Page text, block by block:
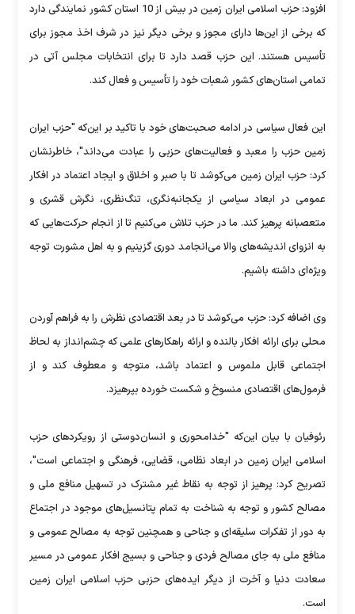
افزود: حزب اسلامی ایران زمین در بیش از 10 استان کشور نمایندگی دارد
که برخی از این‌ها دارای مجوز و برخی دیگر نیز در شرف اخذ مجوز برای
تأسیس هستند. این حزب قصد دارد تا برای انتخابات مجلس آتی در
تمامی استان‌های کشور شعبات خود را تأسیس و فعال کند.
این فعال سیاسی در ادامه صحبت‌های خود با تاکید بر این‌که "حزب ایران
زمین حزب را معبد و فعالیت‌های حزبی را عبادت می‌داند"، خاطرنشان
کرد: حزب ایران زمین می‌کوشد تا با صبر و اخلاق و ایجاد اعتماد در افکار
عمومی در ابعاد سیاسی از یکجانبه‌نگری، تنگ‌نظری، نگرش قشری و
متعصبانه پرهیز کند. ما در حزب تلاش می‌کنیم تا از انجام حرکت‌هایی که
به انزوای اندیشه‌های والا می‌انجامد دوری گزینیم و به اهل مشورت توجه
ویژه‌ای داشته باشیم.
وی اضافه کرد: حزب می‌کوشد تا در بعد اقتصادی نظرش را به فراهم آوردن
محلی برای ارائه افکار بالنده و ارائه راهکارهای علمی که چشم‌انداز به لحاظ
اجتماعی قابل ملموس و اعتماد باشد، متوجه و معطوف کند و از
فرمول‌های اقتصادی منسوخ و شکست خورده بپرهیزد.
رئوفیان با بیان این‌که "خدامحوری و انسان‌دوستی از رویکردهای حزب
اسلامی ایران زمین در ابعاد نظامی،‌ قضایی، فرهنگی و اجتماعی است"،
تصریح کرد: پرهیز از توجه به نقاط غیر مشترک در تسهیل منافع ملی و
مصالح کشور و توجه به شناخت به تمام پتانسیل‌های موجود در اجتماع
به دور از تفکرات سلیقه‌ای و جناحی و همچنین توجه به مصالح عمومی و
منافع ملی به جای مصالح فردی و جناحی و بسیج افکار عمومی در مسیر
سعادت دنیا و آخرت از دیگر ایده‌های حزبی حزب اسلامی ایران زمین
است.